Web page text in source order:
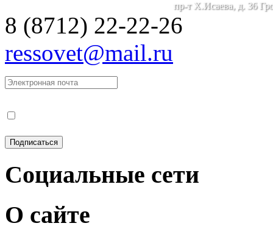
пр-т Х.Исаева, д. 36
8 (8712) 22-22-26
ressovet@mail.ru
Социальные сети
О сайте